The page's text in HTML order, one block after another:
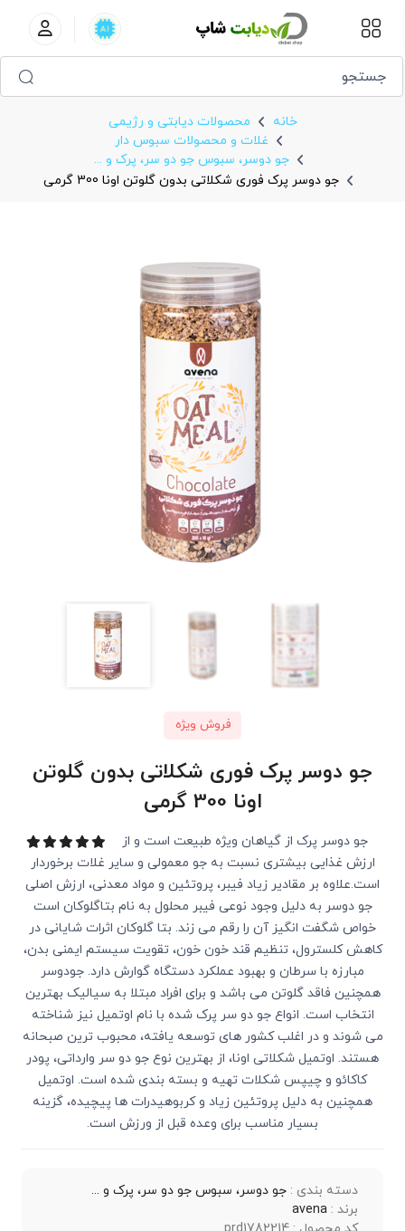
جو دوسر پرک فوری شکلاتی بدون گلوتن اونا 300 گرمی
خانه
محصولات دیابتی و رژیمی
غلات و محصولات سبوس دار
جو دوسر، سبوس جو دو سر، پرک و ...
جو دوسر پرک فوری شکلاتی بدون گلوتن اونا 300 گرمی
فروش ویژه
جو دوسر پرک فوری شکلاتی بدون گلوتن
اونا 300 گرمی
جو دوسر پرک از گیاهان ویژه طبیعت است و از
ارزش غذایی بیشتری نسبت به جو معمولی و سایر غلات برخوردار
است.علاوه بر مقادیر زیاد فیبر، پروتئین و مواد معدنی، ارزش اصلی
جو دوسر به دلیل وجود نوعی فیبر محلول به نام بتاگلوکان است
خواص شگفت انگیز آن را رقم می زند. بتا گلوکان اثرات شایانی در
کاهش کلسترول، تنظیم قند خون خون، تقویت سیستم ایمنی بدن،
مبارزه با سرطان و بهبود عملکرد دستگاه گوارش دارد. جودوسر
همچنین فاقد گلوتن می باشد و برای افراد مبتلا به سیالیک بهترین
انتخاب است. انواع جو دو سر پرک شده با نام اوتمیل نیز شناخته
می شوند و در اغلب کشور های توسعه یافته، محبوب ترین صبحانه
هستند. اوتمیل شکلاتی اونا، از بهترین نوع جو دو سر وارداتی، پودر
کاکائو و چیپس شکلات تهیه و بسته بندی شده است. اوتمیل
همچنین به دلیل پروتئین زیاد و کربوهیدرات ها پیچیده، گزینه
بسیار مناسب برای وعده قبل از ورزش است.
دسته بندی : جو دوسر، سبوس جو دو سر، پرک و ...
برند : avena